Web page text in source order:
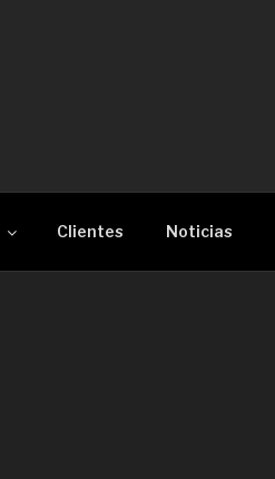
Clientes Noticias